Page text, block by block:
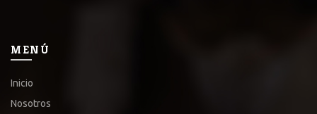
MENÚ
Inicio
Nosotros